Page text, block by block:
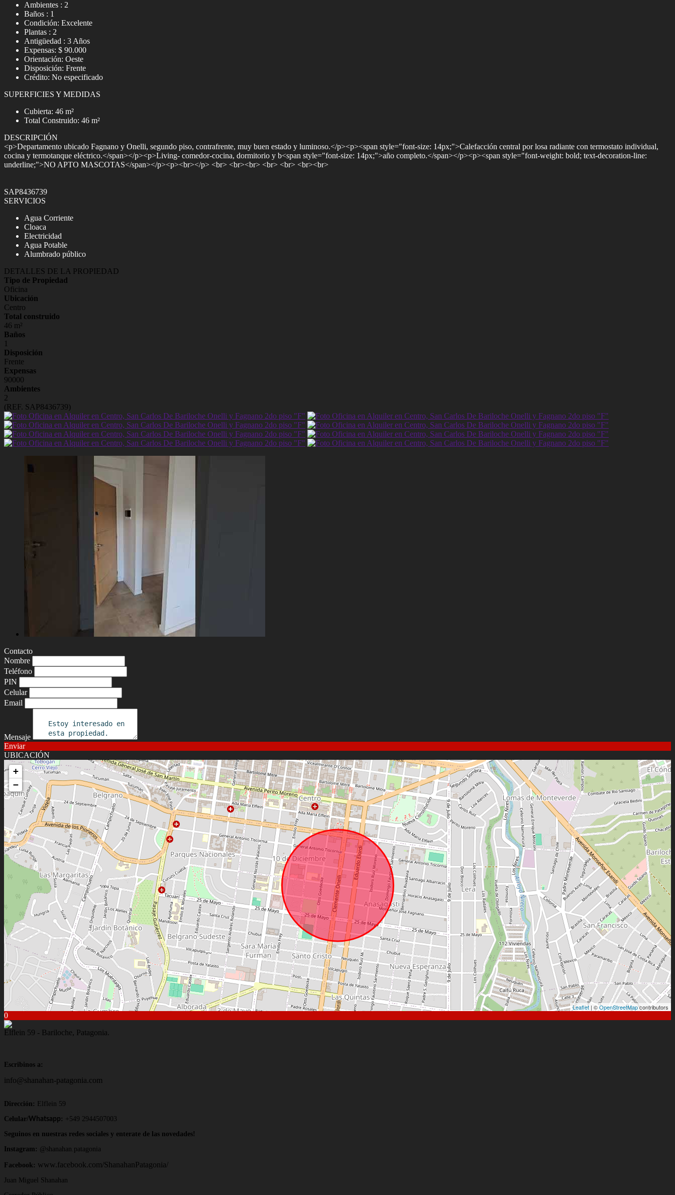
Ambientes : 2
Baños : 1
Condición: Excelente
Plantas : 2
Antigüedad : 3 Años
Expensas: $ 90.000
Orientación: Oeste
Disposición: Frente
Crédito: No especificado
SUPERFICIES Y MEDIDAS
Cubierta: 46 m²
Total Construido: 46 m²
DESCRIPCIÓN
<p>Departamento ubicado Fagnano y Onelli, segundo piso, contrafrente, muy buen estado y luminoso.</p><p><span style="font-size: 14px;">Calefacción central por losa radiante con termostato individual,
cocina y termotanque eléctrico.</span></p><p>Living- comedor-cocina, dormitorio y b<span style="font-size: 14px;">año completo.</span></p><p><span style="font-weight: bold; text-decoration-line:
underline;">NO APTO MASCOTAS</span></p><p><br></p> <br> <br><br> <br> <br> <br><br>
SAP8436739
SERVICIOS
Agua Corriente
Cloaca
Electricidad
Agua Potable
Alumbrado público
DETALLES DE LA PROPIEDAD
Tipo de Propiedad
Oficina
Ubicación
Centro
Total construido
46 m²
Baños
1
Disposición
Frente
Expensas
90000
Ambientes
2
(REF. SAP8436739)
Contacto
Nombre
Teléfono
PIN
Celular
Email
Mensaje
Enviar
UBICACIÓN
+
−
Leaflet | ©OpenStreetMapcontributors
0
Elflein 59 - Bariloche, Patagonia.
Escribinos a:
info@shanahan-patagonia.com
Dirección:
Elflein 59
Celular/Whatsapp : +549 2944507003
Seguinos en nuestras redes sociales y enterate de las novedades!
Instagram: @shanahan.patagonia
Facebook: www.facebook.com/ShanahanPatagonia/
Juan Miguel Shanahan